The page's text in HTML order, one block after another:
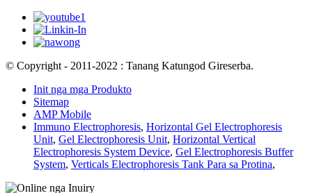
© Copyright - 2011-2022 : Tanang Katungod Gireserba.
Init nga mga Produkto
Sitemap
AMP Mobile
Immuno Electrophoresis, Horizontal Gel Electrophoresis
Unit, Gel Electrophoresis Unit, Horizontal Vertical
Electrophoresis System Device, Gel Electrophoresis Buffer
System, Verticals Electrophoresis Tank Para sa Protina,